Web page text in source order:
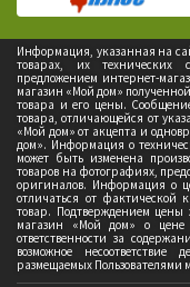
Информация, указанная на
товарах, их технических
предложением интернет-
магазин «Мой дом»
товара и его цены.
товара, отличающейся от
«Мой дом» от акцепта и
дом». Информация о
может быть изменена
товаров на фотографиях,
оригиналов. Информация о
отличаться от фактической
товар. Подтверждением цены
магазин «Мой дом» о цене
ответственности за
возможное несоответствие
размещаемых